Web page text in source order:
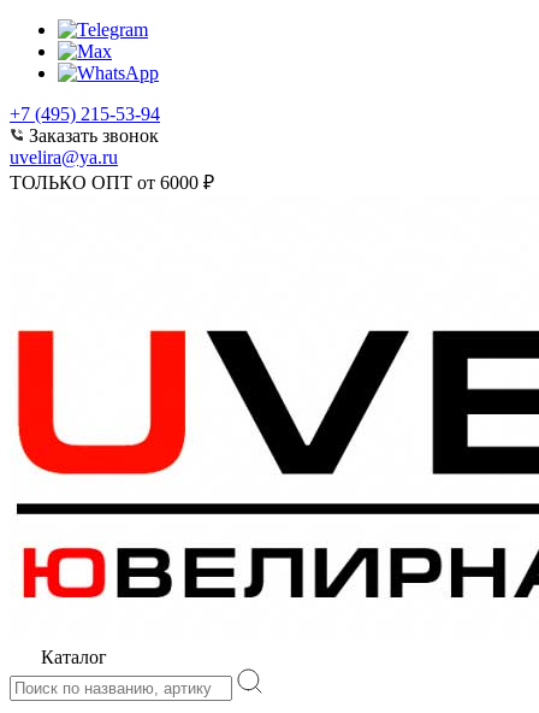
+7 (495) 215-53-94
Заказать звонок
uvelira@ya.ru
ТОЛЬКО ОПТ от 6000 ₽
Каталог